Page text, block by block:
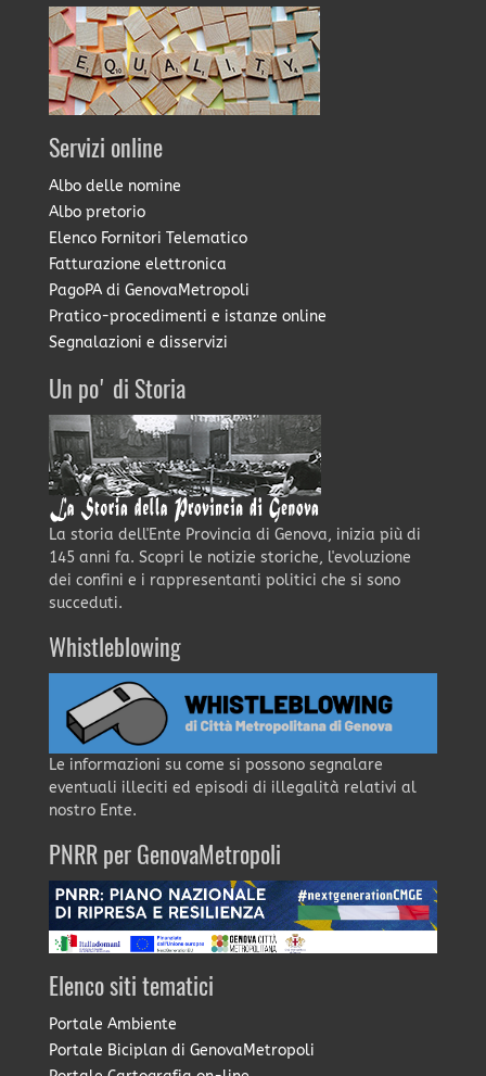
Servizi online
Albo delle nomine
Albo pretorio
Elenco Fornitori Telematico
Fatturazione elettronica
PagoPA di GenovaMetropoli
Pratico-procedimenti e istanze online
Segnalazioni e disservizi
Un po' di Storia
La storia dell'Ente Provincia di Genova, inizia più di
145 anni fa. Scopri le notizie storiche, l'evoluzione
dei confini e i rappresentanti politici che si sono
succeduti.
Whistleblowing
Le informazioni su come si possono segnalare
eventuali illeciti ed episodi di illegalità relativi al
nostro Ente.
PNRR per GenovaMetropoli
Elenco siti tematici
Portale Ambiente
Portale Biciplan di GenovaMetropoli